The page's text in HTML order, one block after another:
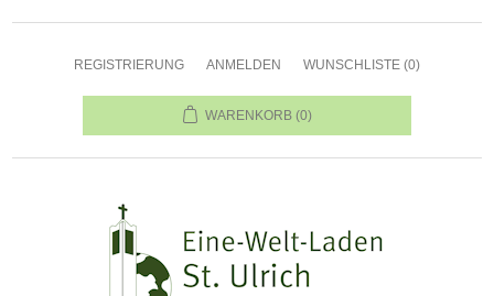
REGISTRIERUNG ANMELDEN WUNSCHLISTE (0)
WARENKORB (0)